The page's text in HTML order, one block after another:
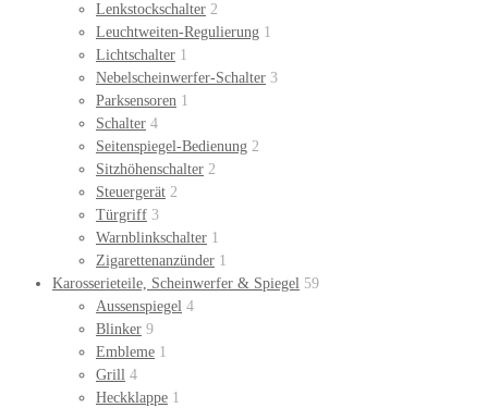
Lenkstockschalter 2
Leuchtweiten-Regulierung 1
Lichtschalter 1
Nebelscheinwerfer-Schalter 3
Parksensoren 1
Schalter 4
Seitenspiegel-Bedienung 2
Sitzhöhenschalter 2
Steuergerät 2
Türgriff 3
Warnblinkschalter 1
Zigarettenanzünder 1
Karosserieteile, Scheinwerfer & Spiegel 59
Aussenspiegel 4
Blinker 9
Embleme 1
Grill 4
Heckklappe 1